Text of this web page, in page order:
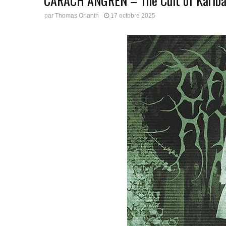
par Thomas Orlanth 17 octobre 2025